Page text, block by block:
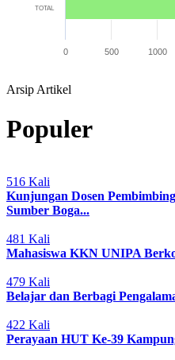
TOTAL
0 500 1000
End of interactive chart.
Arsip Artikel
Populer
516 Kali
Kunjungan Dosen
Sumber Boga...
481 Kali
Mahasiswa KKN UNIPA
479 Kali
Belajar dan Berbagi
422 Kali
Perayaan HUT Ke-39